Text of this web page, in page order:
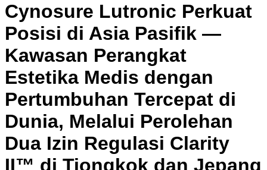
Cynosure Lutronic Perkuat
Posisi di Asia Pasifik —
Kawasan Perangkat
Estetika Medis dengan
Pertumbuhan Tercepat di
Dunia, Melalui Perolehan
Dua Izin Regulasi Clarity
II™ di Tiongkok dan Jepang